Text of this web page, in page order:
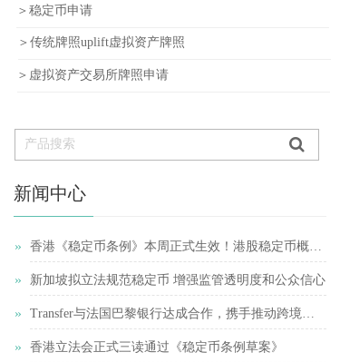
＞稳定币申请
＞传统牌照uplift虚拟资产牌照
＞虚拟资产交易所牌照申请
新闻中心
香港《稳定币条例》本周正式生效！港股稳定币概念股再受追捧
新加坡拟立法规范稳定币 增强监管透明度和公众信心
Transfer与法国巴黎银行达成合作，携手推动跨境支付简化
香港立法会正式三读通过《稳定币条例草案》
»
»
»
»